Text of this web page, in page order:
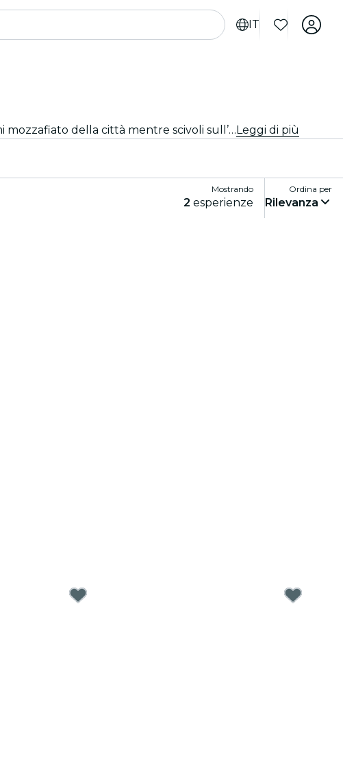
IT
Scopri Québec dall’acqua con le eleganti crociere e le gite in barca. Ammira i luoghi più famosi e i panorami mozzafiato della città mentre scivoli sull’acqua in totale relax. Vivi Québec in un modo unico!Leggi di più
Mostrando
2 esperienze
Ordina per
Rilevanza